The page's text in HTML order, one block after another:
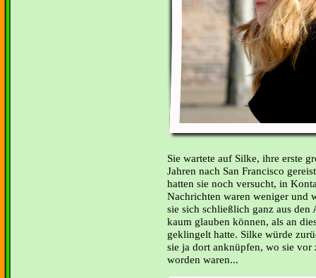
Sie wartete auf Silke, ihre erste
Jahren nach San Francisco
hatten sie noch versucht, in
Nachrichten waren weniger und
sie sich schließlich ganz aus den
kaum glauben können, als an
geklingelt hatte. Silke würde
sie ja dort anknüpfen, wo sie vor
worden waren...